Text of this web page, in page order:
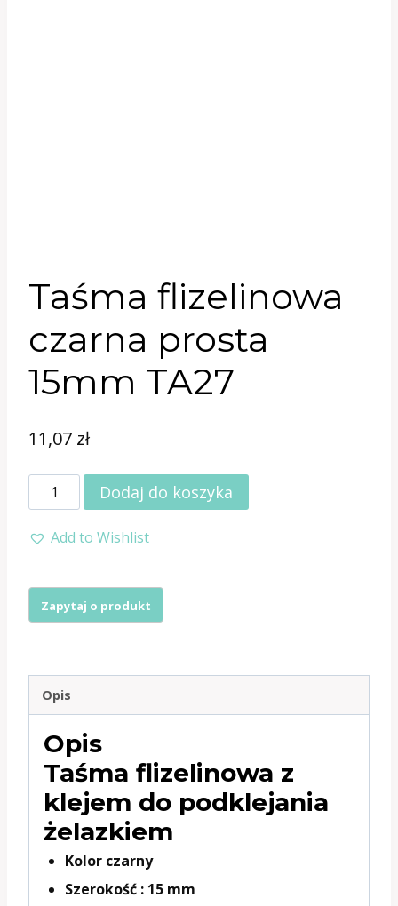
Taśma flizelinowa
czarna prosta
15mm TA27
11,07 zł
ilość
Taśma
flizelinowa
prosta
Dodaj do koszyka
Add to Wishlist
Opis
Opis
Taśma flizelinowa z
klejem do podklejania
żelazkiem
Kolor czarny
Szerokość : 15 mm